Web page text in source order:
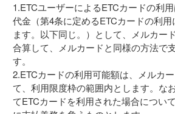
1.ETCユーザーによるETCカードの利
代金（第4条に定めるETCカードの利
ます。以下同じ。）として、メルカー
合算して、メルカードと同様の方法で
す。
2.ETCカードの利用可能額は、メルカ
て、利用限度枠の範囲内とします。な
てETCカードを利用された場合につい